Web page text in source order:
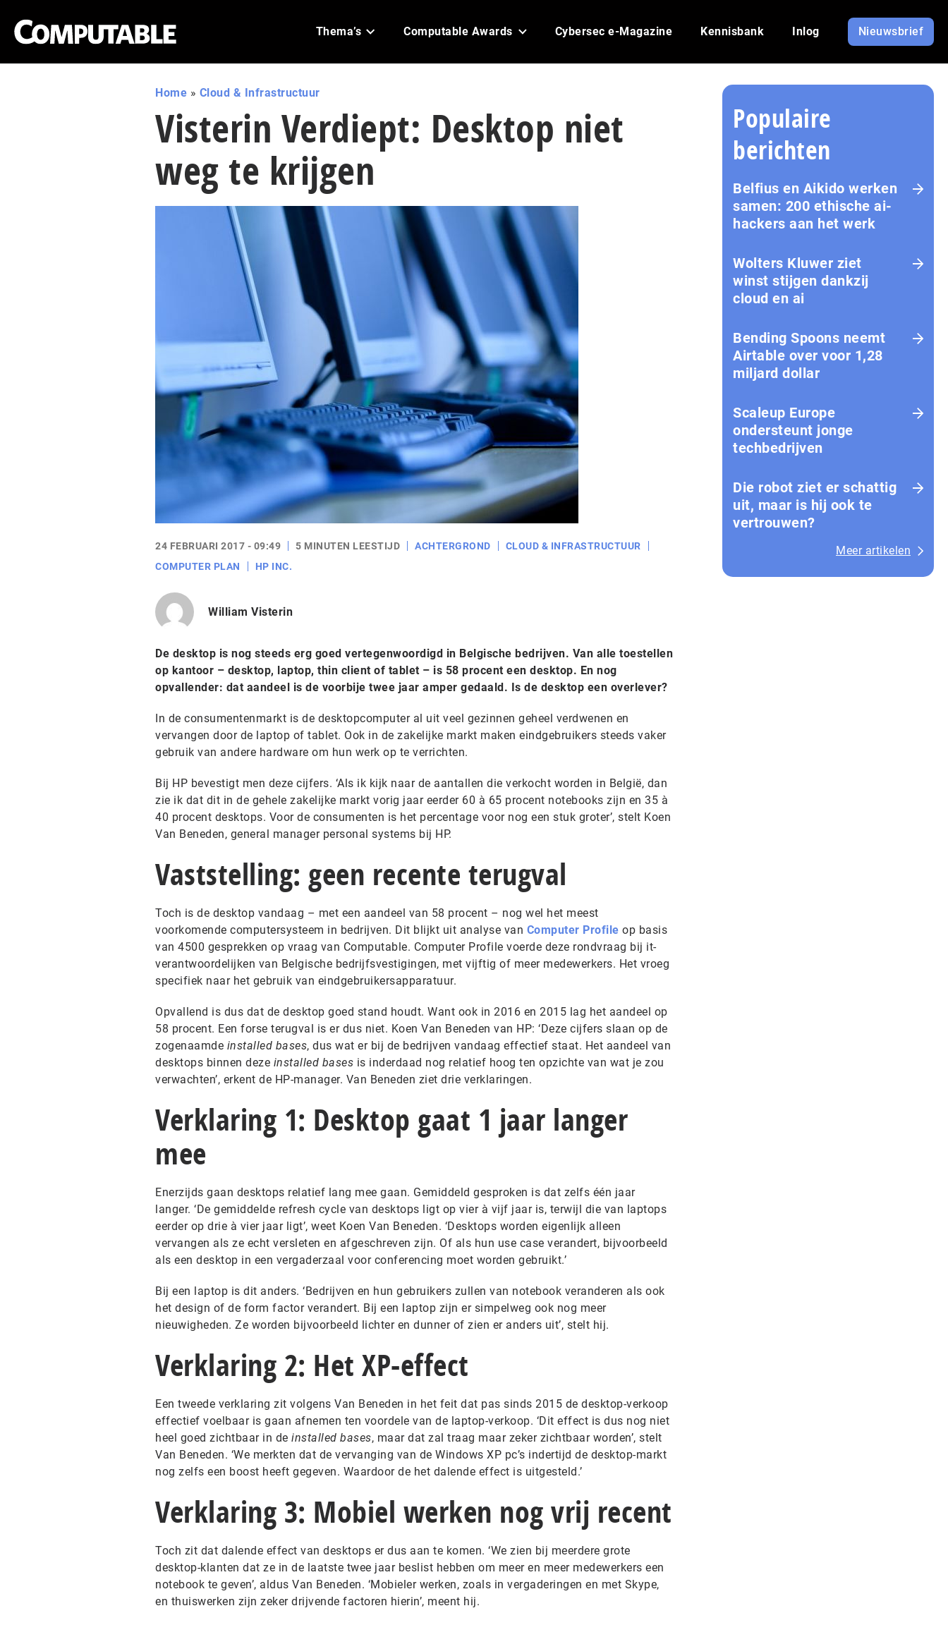
Thema’s Computable Awards Cybersec e-Magazine Kennisbank Inlog Nieuwsbrief
Home » Cloud & Infrastructuur
Visterin Verdiept: Desktop niet
weg te krijgen
24 FEBRUARI 2017 - 09:49 5 MINUTEN LEESTIJD ACHTERGROND
CLOUD & INFRASTRUCTUUR
COMPUTER PLAN
HP INC.
William Visterin
De desktop is nog steeds erg goed vertegenwoordigd in Belgische bedrijven. Van alle toestellen
op kantoor – desktop, laptop, thin client of tablet – is 58 procent een desktop. En nog
opvallender: dat aandeel is de voorbije twee jaar amper gedaald. Is de desktop een overlever?
In de consumentenmarkt is de desktopcomputer al uit veel gezinnen geheel verdwenen en
vervangen door de laptop of tablet. Ook in de zakelijke markt maken eindgebruikers steeds vaker
gebruik van andere hardware om hun werk op te verrichten.
Bij HP bevestigt men deze cijfers. ‘Als ik kijk naar de aantallen die verkocht worden in België, dan
zie ik dat dit in de gehele zakelijke markt vorig jaar eerder 60 à 65 procent notebooks zijn en 35 à
40 procent desktops. Voor de consumenten is het percentage voor nog een stuk groter’, stelt Koen
Van Beneden, general manager personal systems bij HP.
Vaststelling: geen recente terugval
Toch is de desktop vandaag – met een aandeel van 58 procent – nog wel het meest
voorkomende computersysteem in bedrijven. Dit blijkt uit analyse van Computer Profile op basis
van 4500 gesprekken op vraag van Computable. Computer Profile voerde deze rondvraag bij it-
verantwoordelijken van Belgische bedrijfsvestigingen, met vijftig of meer medewerkers. Het vroeg
specifiek naar het gebruik van eindgebruikersapparatuur.
Opvallend is dus dat de desktop goed stand houdt. Want ook in 2016 en 2015 lag het aandeel op
58 procent. Een forse terugval is er dus niet. Koen Van Beneden van HP: ‘Deze cijfers slaan op de
zogenaamde installed bases, dus wat er bij de bedrijven vandaag effectief staat. Het aandeel van
desktops binnen deze installed bases is inderdaad nog relatief hoog ten opzichte van wat je zou
verwachten’, erkent de HP-manager. Van Beneden ziet drie verklaringen.
Verklaring 1: Desktop gaat 1 jaar langer
mee
Enerzijds gaan desktops relatief lang mee gaan. Gemiddeld gesproken is dat zelfs één jaar
langer. ‘De gemiddelde refresh cycle van desktops ligt op vier à vijf jaar is, terwijl die van laptops
eerder op drie à vier jaar ligt’, weet Koen Van Beneden. ‘Desktops worden eigenlijk alleen
vervangen als ze echt versleten en afgeschreven zijn. Of als hun use case verandert, bijvoorbeeld
als een desktop in een vergaderzaal voor conferencing moet worden gebruikt.’
Bij een laptop is dit anders. ‘Bedrijven en hun gebruikers zullen van notebook veranderen als ook
het design of de form factor verandert. Bij een laptop zijn er simpelweg ook nog meer
nieuwigheden. Ze worden bijvoorbeeld lichter en dunner of zien er anders uit’, stelt hij.
Verklaring 2: Het XP-effect
Een tweede verklaring zit volgens Van Beneden in het feit dat pas sinds 2015 de desktop-verkoop
effectief voelbaar is gaan afnemen ten voordele van de laptop-verkoop. ‘Dit effect is dus nog niet
heel goed zichtbaar in de installed bases, maar dat zal traag maar zeker zichtbaar worden’, stelt
Van Beneden. ‘We merkten dat de vervanging van de Windows XP pc’s indertijd de desktop-markt
nog zelfs een boost heeft gegeven. Waardoor de het dalende effect is uitgesteld.’
Verklaring 3: Mobiel werken nog vrij recent
Toch zit dat dalende effect van desktops er dus aan te komen. ‘We zien bij meerdere grote
desktop-klanten dat ze in de laatste twee jaar beslist hebben om meer en meer medewerkers een
notebook te geven’, aldus Van Beneden. ‘Mobieler werken, zoals in vergaderingen en met Skype,
en thuiswerken zijn zeker drijvende factoren hierin’, meent hij.
Populaire
berichten
Belfius en Aikido werken
samen: 200 ethische ai-
hackers aan het werk
Wolters Kluwer ziet
winst stijgen dankzij
cloud en ai
Bending Spoons neemt
Airtable over voor 1,28
miljard dollar
Scaleup Europe
ondersteunt jonge
techbedrijven
Die robot ziet er schattig
uit, maar is hij ook te
vertrouwen?
Meer artikelen